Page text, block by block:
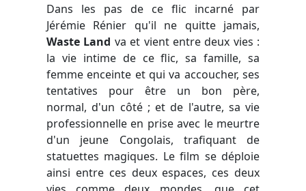
Dans les pas de ce flic incarné par
Jérémie Rénier qu'il ne quitte jamais,
Waste Land va et vient entre deux vies :
la vie intime de ce flic, sa famille, sa
femme enceinte et qui va accoucher, ses
tentatives pour être un bon père,
normal, d'un côté ; et de l'autre, sa vie
professionnelle en prise avec le meurtre
d'un jeune Congolais, trafiquant de
statuettes magiques. Le film se déploie
ainsi entre ces deux espaces, ces deux